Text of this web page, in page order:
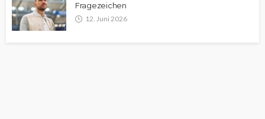
Fragezeichen
12. Juni 2026